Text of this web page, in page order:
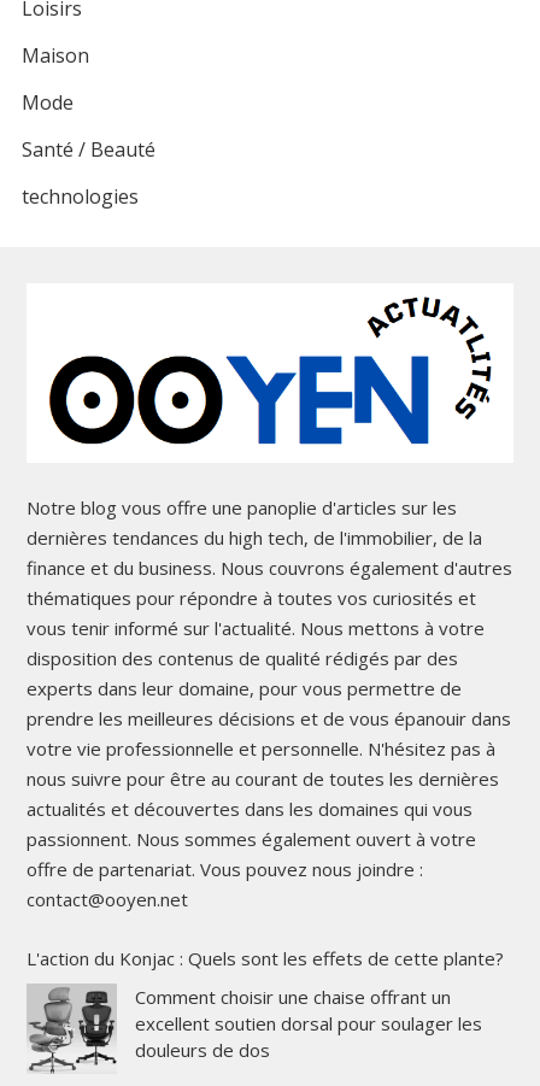
Loisirs
Maison
Mode
Santé / Beauté
technologies
Notre blog vous offre une panoplie d'articles sur les
dernières tendances du high tech, de l'immobilier, de la
finance et du business. Nous couvrons également d'autres
thématiques pour répondre à toutes vos curiosités et
vous tenir informé sur l'actualité. Nous mettons à votre
disposition des contenus de qualité rédigés par des
experts dans leur domaine, pour vous permettre de
prendre les meilleures décisions et de vous épanouir dans
votre vie professionnelle et personnelle. N'hésitez pas à
nous suivre pour être au courant de toutes les dernières
actualités et découvertes dans les domaines qui vous
passionnent. Nous sommes également ouvert à votre
offre de partenariat. Vous pouvez nous joindre :
contact@ooyen.net
L'action du Konjac : Quels sont les effets de cette plante?
Comment choisir une chaise offrant un
excellent soutien dorsal pour soulager les
douleurs de dos